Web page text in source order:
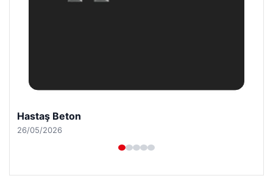
Enes Kaplan Avukatlık Bürosu
28/04/2026